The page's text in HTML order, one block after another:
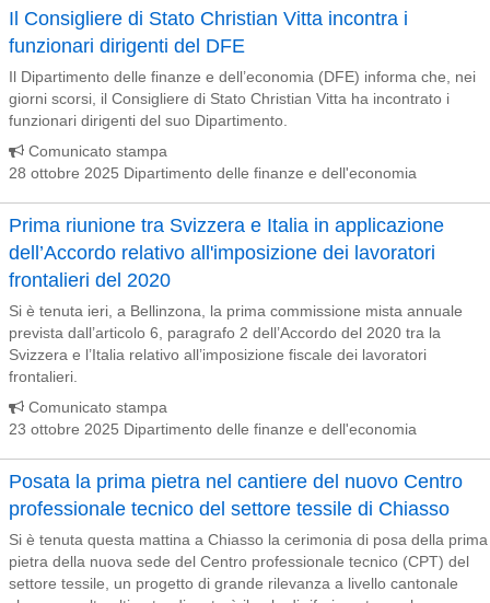
Il Consigliere di Stato Christian Vitta incontra i
funzionari dirigenti del DFE
Il Dipartimento delle finanze e dell’economia (DFE) informa che, nei
giorni scorsi, il Consigliere di Stato Christian Vitta ha incontrato i
funzionari dirigenti del suo Dipartimento.
Comunicato stampa
28 ottobre 2025 Dipartimento delle finanze e dell'economia
Prima riunione tra Svizzera e Italia in applicazione
dell’Accordo relativo all'imposizione dei lavoratori
frontalieri del 2020
Si è tenuta ieri, a Bellinzona, la prima commissione mista annuale
prevista dall’articolo 6, paragrafo 2 dell’Accordo del 2020 tra la
Svizzera e l’Italia relativo all’imposizione fiscale dei lavoratori
frontalieri.
Comunicato stampa
23 ottobre 2025 Dipartimento delle finanze e dell'economia
Posata la prima pietra nel cantiere del nuovo Centro
professionale tecnico del settore tessile di Chiasso
Si è tenuta questa mattina a Chiasso la cerimonia di posa della prima
pietra della nuova sede del Centro professionale tecnico (CPT) del
settore tessile, un progetto di grande rilevanza a livello cantonale